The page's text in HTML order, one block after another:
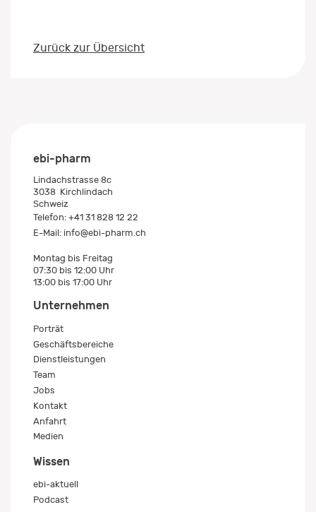
Zurück zur Übersicht
ebi-pharm
Lindachstrasse 8c
3038 Kirchlindach
Schweiz
Telefon: +41 31 828 12 22
E-Mail: info@ebi-pharm.ch
Montag bis Freitag
07:30 bis 12:00 Uhr
13:00 bis 17:00 Uhr
Unternehmen
Porträt
Geschäftsbereiche
Dienstleistungen
Team
Jobs
Kontakt
Anfahrt
Medien
Wissen
ebi-aktuell
Podcast